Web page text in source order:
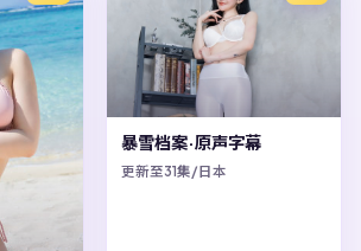
暴雪档案·原声字幕
更新至31集/日本